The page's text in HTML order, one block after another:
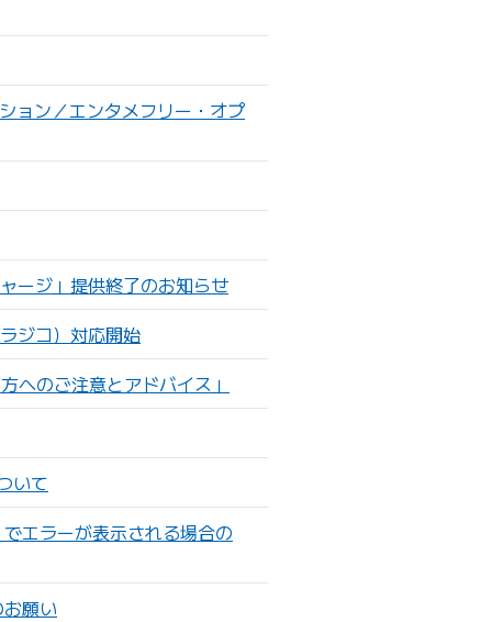
ョン／エンタメフリー・オプ
ージ」提供終了のお知らせ
ジコ）対応開始
へのご注意とアドバイス」
いて
エラーが表示される場合の
願い